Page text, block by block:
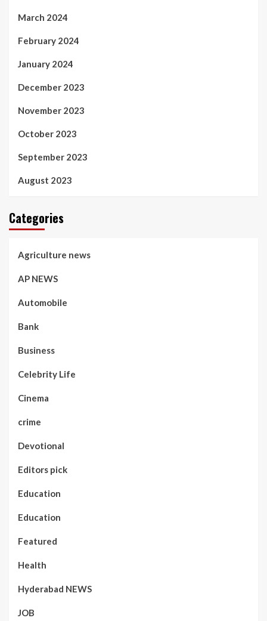
March 2024
February 2024
January 2024
December 2023
November 2023
October 2023
September 2023
August 2023
Categories
Agriculture news
AP NEWS
Automobile
Bank
Business
Celebrity Life
Cinema
crime
Devotional
Editors pick
Education
Education
Featured
Health
Hyderabad NEWS
JOB